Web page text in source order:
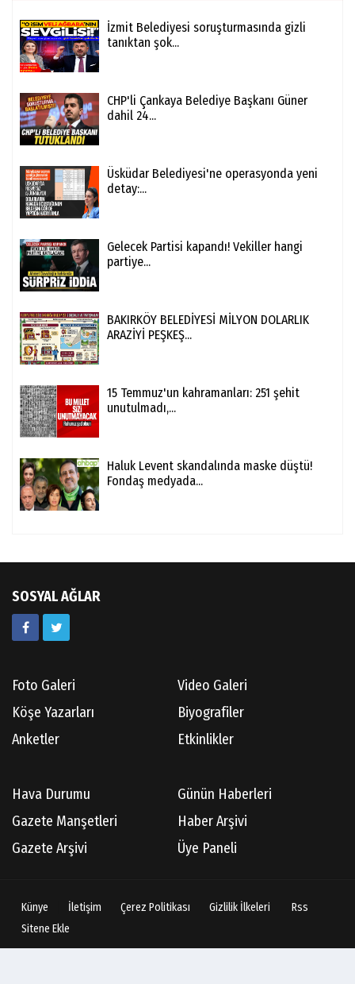
İzmit Belediyesi soruşturmasında gizli
tanıktan şok...
CHP'li Çankaya Belediye Başkanı Güner
dahil 24...
Üsküdar Belediyesi'ne operasyonda yeni
detay:...
Gelecek Partisi kapandı! Vekiller hangi
partiye...
BAKIRKÖY BELEDİYESİ MİLYON DOLARLIK
ARAZİYİ PEŞKEŞ...
15 Temmuz'un kahramanları: 251 şehit
unutulmadı,...
Haluk Levent skandalında maske düştü!
Fondaş medyada...
SOSYAL AĞLAR
Foto Galeri
Video Galeri
Köşe Yazarları
Biyografiler
Anketler
Etkinlikler
Hava Durumu
Günün Haberleri
Gazete Manşetleri
Haber Arşivi
Gazete Arşivi
Üye Paneli
Künye İletişim Çerez Politikası Gizlilik İlkeleri
Rss
Sitene Ekle